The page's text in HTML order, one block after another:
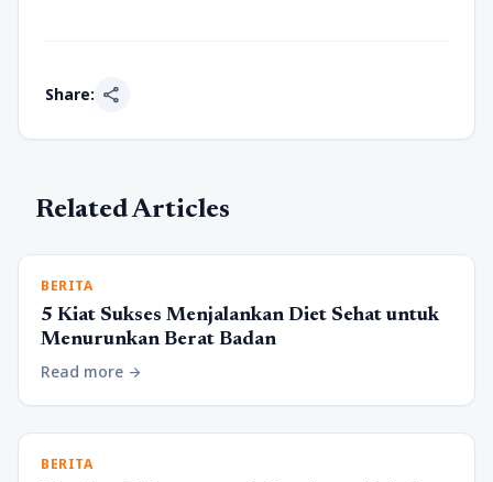
Share: share
Related Articles
BERITA
5 Kiat Sukses Menjalankan Diet Sehat untuk
Menurunkan Berat Badan
Read more arrow_forward
BERITA